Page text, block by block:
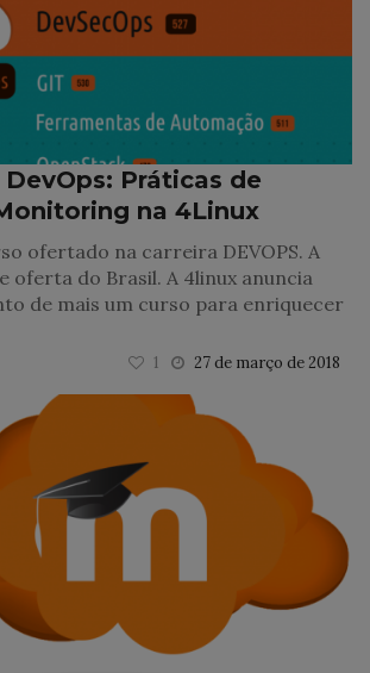
Práticas de
na 4Linux
ofertado na carreira DEVOPS. A
oferta do Brasil. A 4linux anuncia
de mais um curso para enriquecer
27 de março de 2018
1